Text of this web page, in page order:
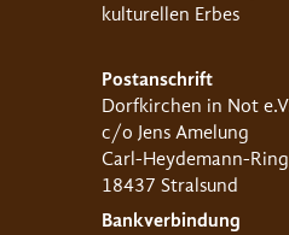
kulturellen Erbes
Postanschrift
Dorfkirchen in Not
c/o Jens Amelung
Carl-Heydemann-
18437 Stralsund
Bankverbindung